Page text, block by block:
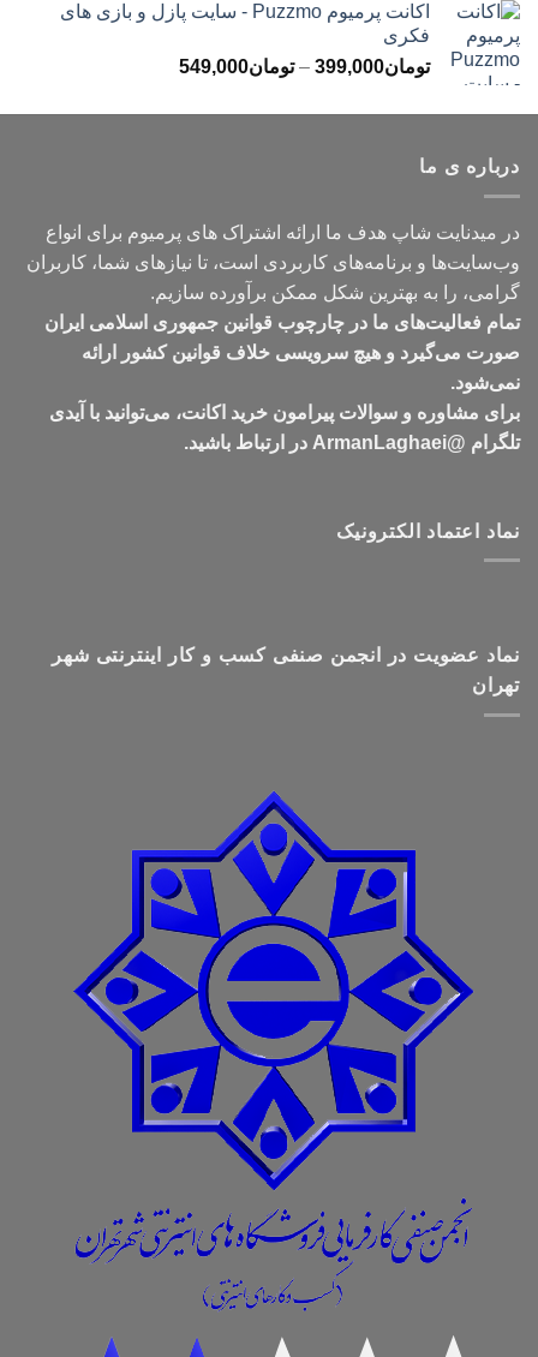
اکانت پرمیوم Puzzmo - سایت پازل و بازی های
فکری
تومان399,000
– تومان549,000محدوده
تومان399,000
درباره ی ما
در میدنایت شاپ هدف ما ارائه اشتراک های پرمیوم برای انواع
وب‌سایت‌ها و برنامه‌های کاربردی است، تا نیازهای شما، کاربران
گرامی، را به بهترین شکل ممکن برآورده سازیم.
تمام فعالیت‌های ما در چارچوب قوانین جمهوری اسلامی ایران
صورت می‌گیرد و هیچ سرویسی خلاف قوانین کشور ارائه
نمی‌شود.
برای مشاوره و سوالات پیرامون خرید اکانت، می‌توانید با آیدی
تلگرام @ArmanLaghaei در ارتباط باشید.
نماد اعتماد الکترونیک
نماد عضویت در انجمن صنفی کسب و کار اینترنتی شهر
تهران